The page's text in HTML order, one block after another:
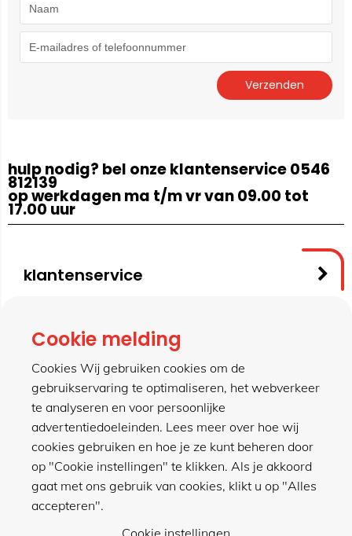
hulp nodig? bel onze klantenservice 0546
812139
op werkdagen ma t/m vr van 09.00 tot
17.00 uur
klantenservice
contact
meer van hillen
winkel
Cookie melding
Cookies Wij gebruiken cookies om de
gebruikservaring te optimaliseren, het webverkeer
te analyseren en voor persoonlijke
advertentiedoeleinden. Lees meer over hoe wij
cookies gebruiken en hoe je ze kunt beheren door
op "Cookie instellingen" te klikken. Als je akkoord
gaat met ons gebruik van cookies, klikt u op "Alles
accepteren".
Cookie instellingen